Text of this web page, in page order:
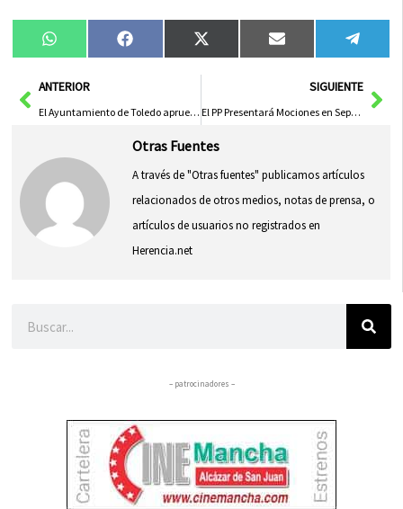
Compartir
en
WhatsAppCompartir
en
FacebookCompartir
en
X
(Twitter)
Compartir
en
Email
en
AntANTERIOR
El Ayuntamiento de Toledo aprueba la canalización del arroyo Villagómez en Azucaica
SIGUIENTE
El PP Presentará Mociones en Septiembre para Forzar al PSOE a Posicionarse sobre el Cupo Catalán en Ayuntamientos y Comunidades Autónomas
Otras Fuentes
A través de "Otras fuentes" publicamos artículos
relacionados de otros medios, notas de prensa, o
artículos de usuarios no registrados en
Herencia.net
– patrocinadores –